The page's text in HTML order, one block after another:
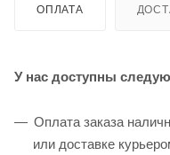
ОПЛАТА
У нас доступны
Оплата заказа
или доставке